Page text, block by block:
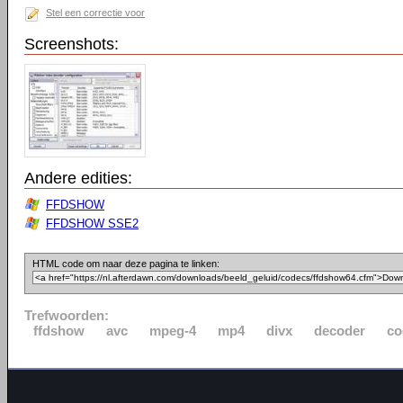
Stel een correctie voor
Screenshots:
Andere edities:
FFDSHOW
FFDSHOW SSE2
HTML code om naar deze pagina te linken:
Trefwoorden:
ffdshow
avc mpeg-4 mp4 divx decoder